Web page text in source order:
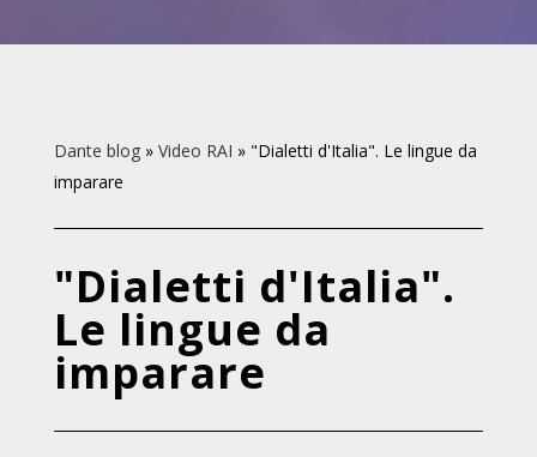
Dante blog» Video RAI » "Dialetti d'Italia". Le lingue da
imparare
"Dialetti d'Italia".
Le lingue da
imparare